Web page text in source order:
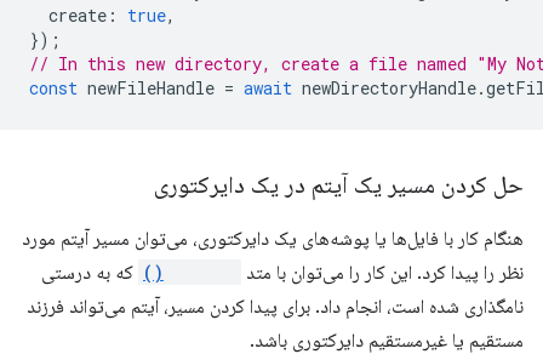
create : true,
});
// In this new directory, create a file named "My
const newFileHandle = await newDirectoryHandle.
حل کردن مسیر یک آیتم در یک دایرکتوری
هنگام کار با فایل‌ها یا پوشه‌های یک دایرکتوری، می‌توان مسیر آیتم مورد
نظر را پیدا کرد. این کار را می‌توان با متد
که به درستی
نامگذاری شده است، انجام داد. برای پیدا کردن مسیر، آیتم می‌تواند فرزند
مستقیم یا غیرمستقیم دایرکتوری باشد.